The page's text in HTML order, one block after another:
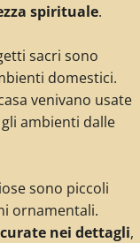
spirituale.
sacri sono
domestici.
venivano usate
ambienti dalle
sono piccoli
ornamentali.
nei dettagli,